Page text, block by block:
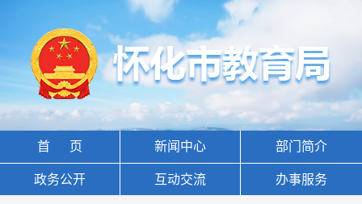
首 页 新闻中心 部门简介
政务公开 互动交流 办事服务